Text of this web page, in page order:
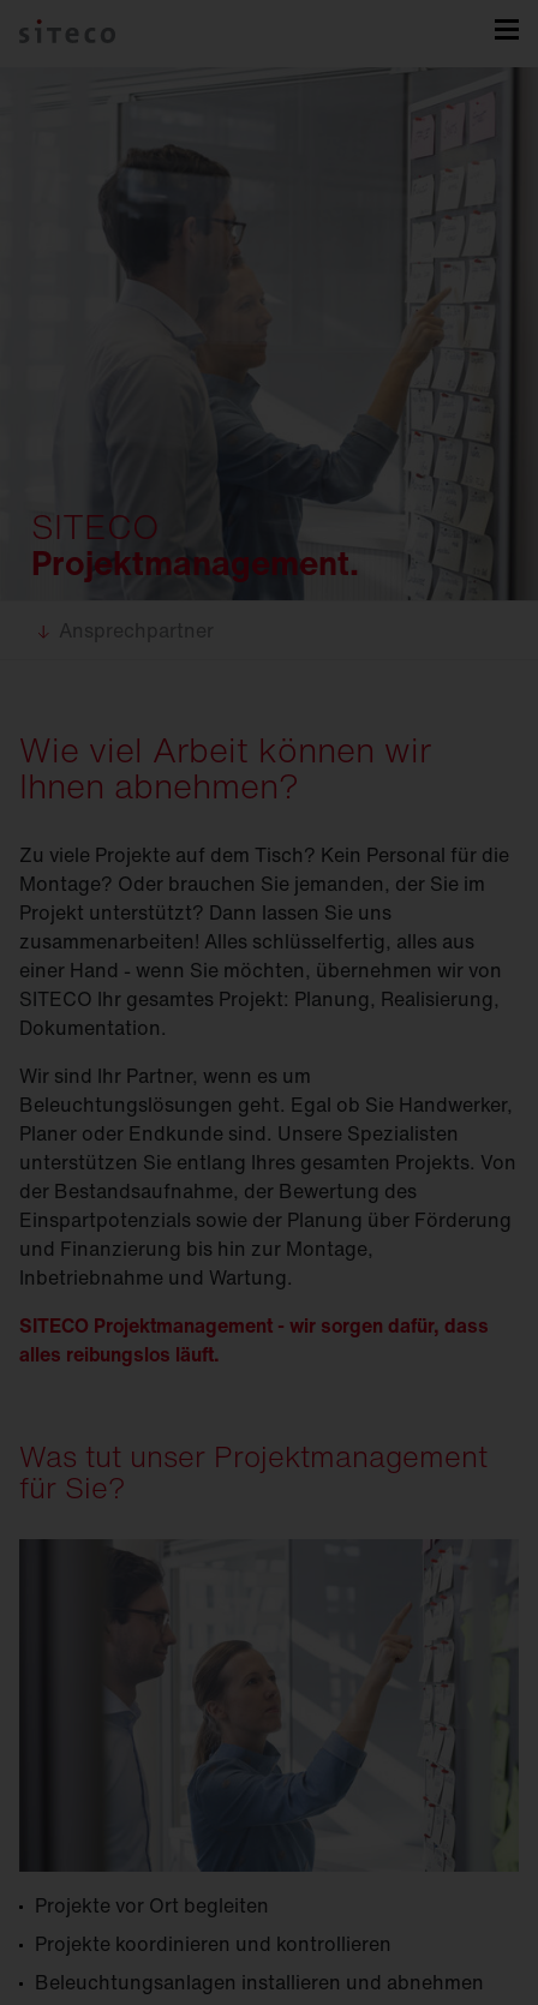
SITECO
Projektmanagement.
Ansprechpartner
Wie viel Arbeit können wir
Ihnen abnehmen?
Zu viele Projekte auf dem Tisch? Kein Personal für die
Montage? Oder brauchen Sie jemanden, der Sie im
Projekt unterstützt? Dann lassen Sie uns
zusammenarbeiten! Alles schlüsselfertig, alles aus
einer Hand - wenn Sie möchten, übernehmen wir von
SITECO Ihr gesamtes Projekt: Planung, Realisierung,
Dokumentation.
Wir sind Ihr Partner, wenn es um
Beleuchtungslösungen geht. Egal ob Sie Handwerker,
Planer oder Endkunde sind. Unsere Spezialisten
unterstützen Sie entlang Ihres gesamten Projekts. Von
der Bestandsaufnahme, der Bewertung des
Einspartpotenzials sowie der Planung über Förderung
und Finanzierung bis hin zur Montage,
Inbetriebnahme und Wartung.
SITECO Projektmanagement - wir sorgen dafür, dass
alles reibungslos läuft.
Was tut unser Projektmanagement
für Sie?
Projekte vor Ort begleiten
Projekte koordinieren und kontrollieren
Beleuchtungsanlagen installieren und abnehmen